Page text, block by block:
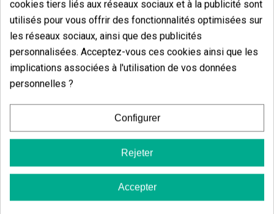
5 étoiles
85.71%
4 étoiles
3 étoiles
0.00%
2 étoiles
0.00%
1 étoiles
Écrivez votre commentaire
cookies tiers liés aux réseaux sociaux et à la publicité sont
utilisés pour vous offrir des fonctionnalités optimisées sur
les réseaux sociaux, ainsi que des publicités
personnalisées. Acceptez-vous ces cookies ainsi que les
implications associées à l'utilisation de vos données
personnelles ?
Configurer
Rejeter
Accepter